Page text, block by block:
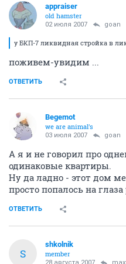
appraiser
old hamster
02 июля 2007 goan
у БКП-7 ликвидная стройка в
поживем-увидим ...
ОТВЕТИТЬ
Begemot
we are animal's
03 июля 2007 goan
А я и не говорил про
одинаковые квартиры.
Ну да ладно - этот дом
просто попалось на
ОТВЕТИТЬ
S
shkolnik
member